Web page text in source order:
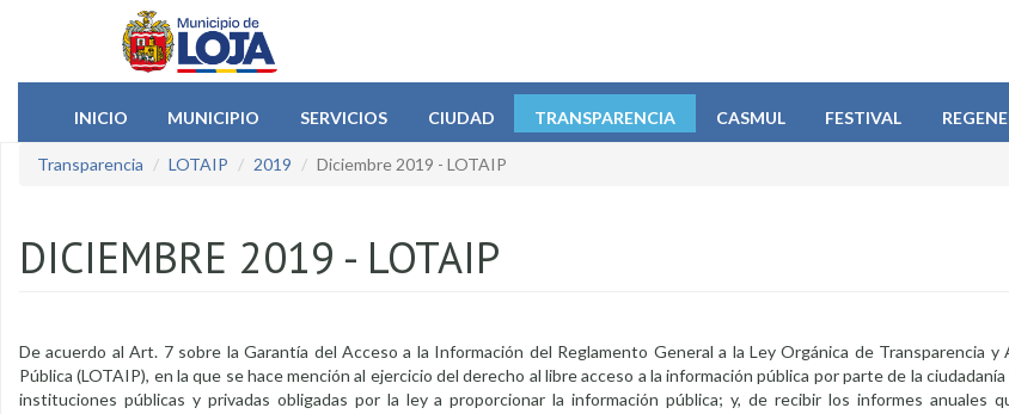
Pasar al contenido principal
INICIO
MUNICIPIO SERVICIOS CIUDAD TRANSPARENCIA CASMUL FESTIVAL
Transparencia LOTAIP 2019 Diciembre 2019 - LOTAIP
DICIEMBRE 2019 - LOTAIP
De acuerdo al Art. 7 sobre la Garantía del Acceso a la Información del Reglamento General a la Ley Orgánica de Transparencia y
Pública (LOTAIP), en la que se hace mención al ejercicio del derecho al libre acceso a la información pública por parte de la
instituciones públicas y privadas obligadas por la ley a proporcionar la información pública; y, de recibir los informes anuales